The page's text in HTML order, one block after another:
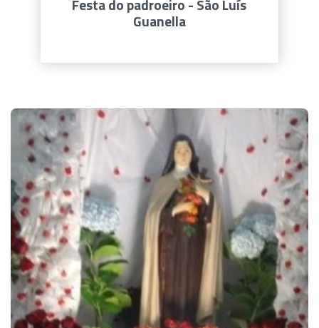
Festa do padroeiro - São Luís
Guanella